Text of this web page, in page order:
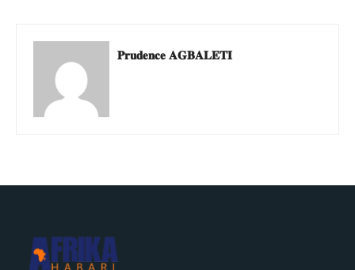
𝐏𝐫𝐮𝐝𝐞𝐧𝐜𝐞 𝐀𝐆𝐁𝐀𝐋𝐄𝐓𝐈